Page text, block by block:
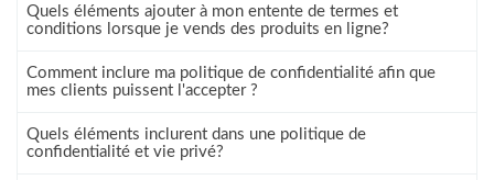
Quels éléments ajouter à mon entente de termes et
conditions lorsque je vends des produits en ligne?
Comment inclure ma politique de confidentialité afin que
mes clients puissent l'accepter ?
Quels éléments inclurent dans une politique de
confidentialité et vie privé?